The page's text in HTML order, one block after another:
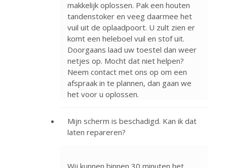
makkelijk oplossen. Pak een houten
tandenstoker en veeg daarmee het
vuil uit de oplaadpoort. U zult zien er
komt een heleboel vuil en stof uit.
Doorgaans laad uw toestel dan weer
netjes op. Mocht dat niet helpen?
Neem contact met ons op om een
afspraak in te plannen, dan gaan we
het voor u oplossen.
Mijn scherm is beschadigd. Kan ik dat
laten repareren?
Wij kunnen binnen 30 minuten het